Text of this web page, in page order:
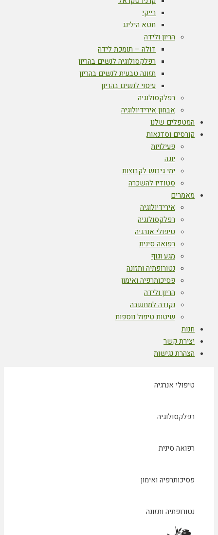
רייקי
תטא הילינג
הריון ולידה
דולה – תומכת לידה
רפלקסולוגיה לנשים בהריון
תזונה טבעית לנשים בהריון
עיסוי לנשים בהריון
רפלקסולוגיה
אבחון אירידיולוגיה
המטפלים שלנו
קורסים וסדנאות
פעילויות
יוגה
ימי גיבוש לקבוצות
סטודיו להשכרה
מאמרים
אירידיולוגיה
רפלקסולוגיה
טיפולי אנרגיה
רפואה סינית
מגע וגוף
נטורופתיה ותזונה
פסיכותרפיה ואימון
הריון ולידה
נקודה למחשבה
שיטות טיפול נוספות
חנות
יצירת קשר
הצהרת נגישות
טיפולי אנרגיה
רפלקסולוגיה
רפואה סינית
פסיכותרפיה ואימון
נטורופתיה ותזונה